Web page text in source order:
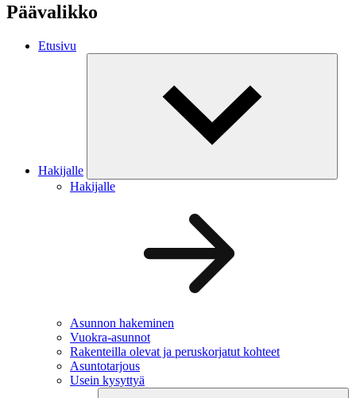
Päävalikko
Etusivu
Hakijalle
Hakijalle
Asunnon hakeminen
Vuokra-asunnot
Rakenteilla olevat ja peruskorjatut kohteet
Asuntotarjous
Usein kysyttyä